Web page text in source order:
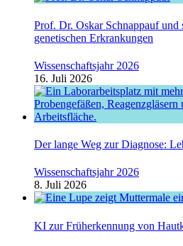
Prof. Dr. Oskar Schnappauf und
genetischen Erkrankungen
Wissenschaftsjahr 2026
16. Juli 2026
Der lange Weg zur Diagnose:
Wissenschaftsjahr 2026
8. Juli 2026
KI zur Früherkennung von